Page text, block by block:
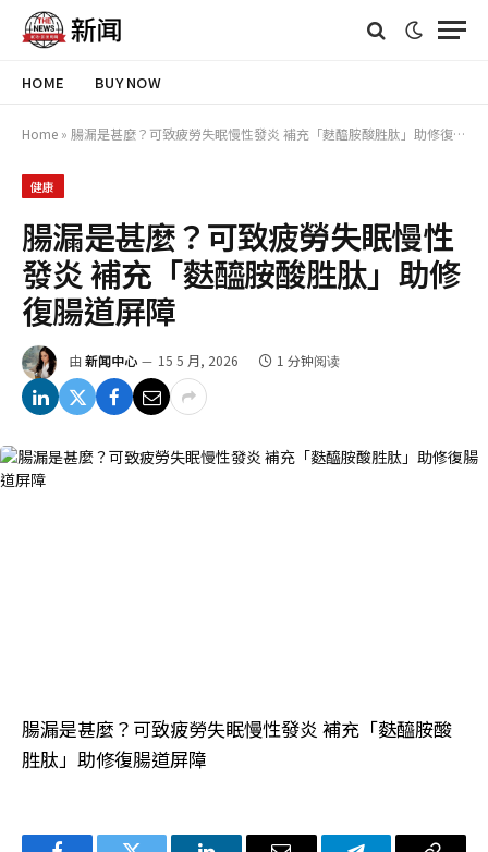
HOME BUY NOW
Home » 腸漏是甚麼？可致疲勞失眠慢性發炎 補充「麩醯胺酸胜肽」助修復腸道屏障
健康
腸漏是甚麼？可致疲勞失眠慢性
發炎 補充「麩醯胺酸胜肽」助修
復腸道屏障
由 新闻中心 15 5 月, 2026 1 分钟阅读
腸漏是甚麼？可致疲勞失眠慢性發炎 補充「麩醯胺酸
胜肽」助修復腸道屏障